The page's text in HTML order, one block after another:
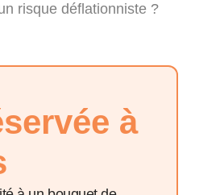
risque déflationniste ?
à